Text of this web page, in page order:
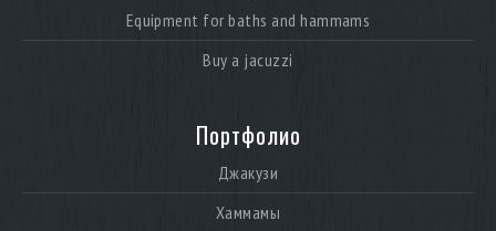
Equipment for baths and hammams
Buy a jacuzzi
Портфолио
Джакузи
Хаммамы